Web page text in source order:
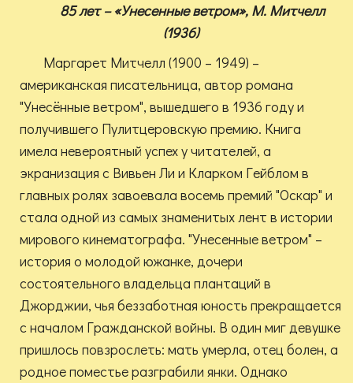
85 лет – «Унесенные ветром», М. Митчелл
(1936)
Маргарет Митчелл (1900 – 1949) –
американская писательница, автор романа
"Унесённые ветром", вышедшего в 1936 году и
получившего Пулитцеровскую премию. Книга
имела невероятный успех у читателей, а
экранизация с Вивьен Ли и Кларком Гейблом в
главных ролях завоевала восемь премий "Оскар" и
стала одной из самых знаменитых лент в истории
мирового кинематографа. "Унесенные ветром" –
история о молодой южанке, дочери
состоятельного владельца плантаций в
Джорджии, чья беззаботная юность прекращается
с началом Гражданской войны. В один миг девушке
пришлось повзрослеть: мать умерла, отец болен, а
родное поместье разграбили янки. Однако